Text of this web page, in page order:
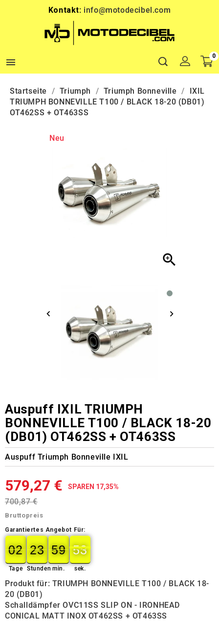
Kontakt: info@motodecibel.com

0
Startseite Triumph Triumph Bonneville
IXIL
TRIUMPH BONNEVILLE T100 / BLACK 18-20 (DB01)
OT462SS + OT463SS
Neu

Auspuff IXIL TRIUMPH
BONNEVILLE T100 / BLACK 18-20
(DB01) OT462SS + OT463SS
Auspuff Triumph Bonneville IXIL
579,27 € SPAREN 17,35%
700,87 €
Bruttopreis
Garantiertes Angebot Für:
02
02
00
Tage
23
23
00
Stunden
59
59
00
min.
52
52
53
sek.
Produkt für: TRIUMPH BONNEVILLE T100 / BLACK 18-
20 (DB01)
Schalldämpfer OVC11SS SLIP ON - IRONHEAD
CONICAL MATT INOX OT462SS + OT463SS